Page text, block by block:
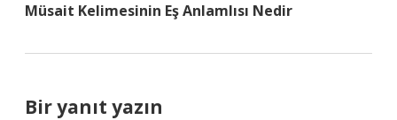
Müsait Kelimesinin Eş Anlamlısı Nedir
Bir yanıt yazın